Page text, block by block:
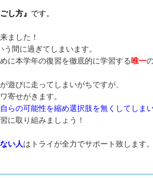
し方』 です。
ました！
間に過ぎてしまいます。
に本学年の復習を徹底的に学習する唯一
遊びに走ってしまいがちですが、
寄せがきます。
らの可能性を縮め選択肢を無くしてしま
に取り組みましょう！
い人はトライが全力でサポート致します